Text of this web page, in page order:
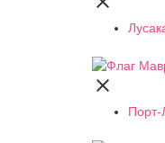

Порт-